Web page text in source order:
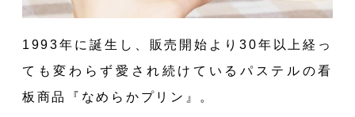
1993年に誕生し、販売開始より30年以上経っ
ても変わらず愛され続けているパステルの看
板商品『なめらかプリン』。